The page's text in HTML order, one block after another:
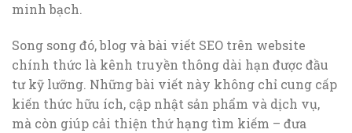
minh bạch.
Song song đó, blog và bài viết SEO trên website
chính thức là kênh truyền thông dài hạn được đầu
tư kỹ lưỡng. Những bài viết này không chỉ cung cấp
kiến thức hữu ích, cập nhật sản phẩm và dịch vụ,
mà còn giúp cải thiện thứ hạng tìm kiếm – đưa